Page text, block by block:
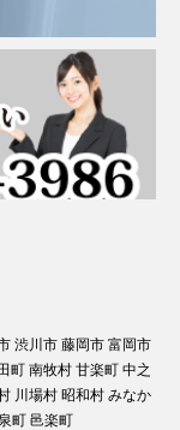
渋川市 藤岡市 富岡市
町 南牧村 甘楽町 中之
川場村 昭和村 みなか
町 邑楽町